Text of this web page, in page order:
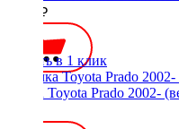
1200 ₽
Купить в 1 клик
Рамка Toyota Prado 2002-